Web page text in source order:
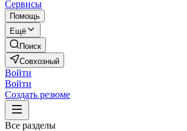
Сервисы
Помощь
Ещё
Поиск
Совхозный
Войти
Войти
Создать резюме
Все разделы